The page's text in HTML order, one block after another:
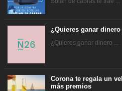
¿Quieres ganar
¿Quieres ganar dinero ...
Corona te regala un
más premios